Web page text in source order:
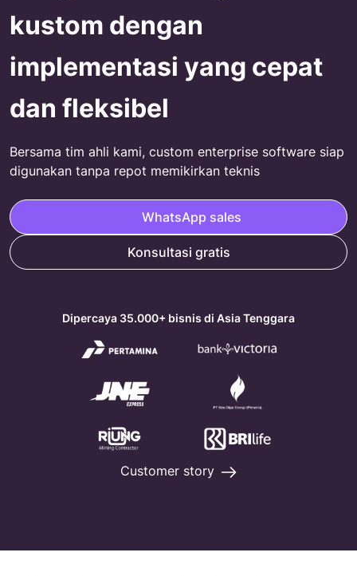
kustom dengan
implementasi yang cepat
dan fleksibel
Bersama tim ahli kami, custom enterprise software siap
digunakan tanpa repot memikirkan teknis
WhatsApp sales
Konsultasi gratis
Dipercaya 35.000+ bisnis di Asia Tenggara
Customer story